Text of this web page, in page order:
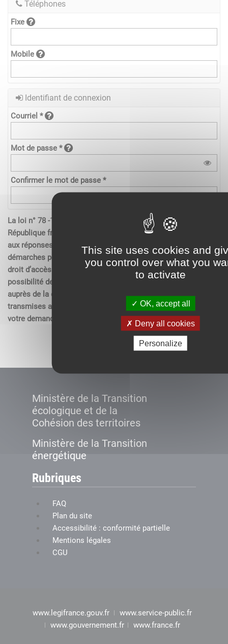
This site uses cookies and
you control over what you
to activate
OK, accept all
Deny all cookies
Personalize
Téléphones
Fixe
Mobile
Identifiant de connexion
Courriel *
Mot de passe *
Confirmer le mot de passe *
La loi n° 78 -17 du 6 janvier 1978 relative à l’informatique de la
République française, aux fichiers et aux libertés s’applique
aux réponses contenues dans les demandes effectués sur les
démarches pour les personnes physiques. Elle garantit un
droit d’accès aux données nominatives les concernant et la
possibilité de rectification. Ces droits peuvent être exercés
auprès de la collectivité. Les données recueillies seront
transmises aux services compétents pour l’instruction de
votre demande.
Créer le compte
Ministère de la Transition
écologique et de la
Cohésion des territoires
Ministère de la Transition
énergétique
Rubriques
FAQ
Plan du site
Accessibilité : conformité partielle
Mentions légales
CGU
www.legifrance.gouv.fr
www.service-public.fr
www.gouvernement.fr
www.france.fr